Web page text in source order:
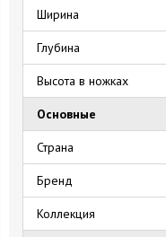
Ширина
Глубина
Высота в ножках
Основные
Страна
Бренд
Коллекция